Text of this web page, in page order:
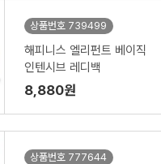
상품번호 739499
해피니스 엘리펀트 베이직
인텐시브 레디백
8,880원
상품번호 777644